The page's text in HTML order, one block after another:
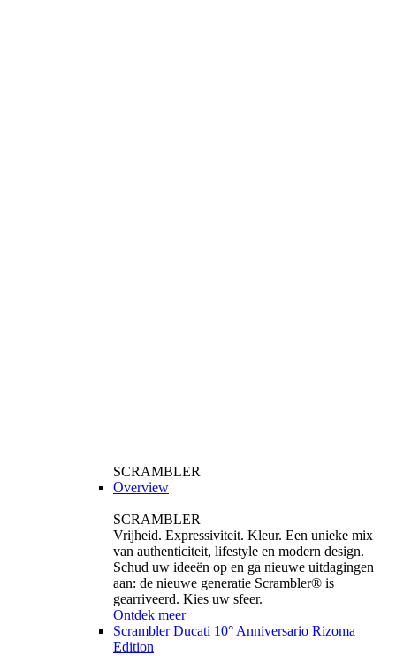
SCRAMBLER
Overview
SCRAMBLER
Vrijheid. Expressiviteit. Kleur. Een unieke mix
van authenticiteit, lifestyle en modern design.
Schud uw ideeën op en ga nieuwe uitdagingen
aan: de nieuwe generatie Scrambler® is
gearriveerd. Kies uw sfeer.
Ontdek meer
Scrambler Ducati 10° Anniversario Rizoma
Edition